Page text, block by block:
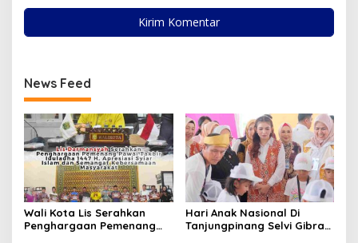
News Feed
Wali Kota Lis Serahkan
Penghargaan Pemenang
Hari Anak Nasional Di
Tanjungpinang Selvi Gibran